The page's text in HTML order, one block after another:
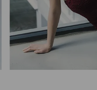
RINSMA
Qulotte